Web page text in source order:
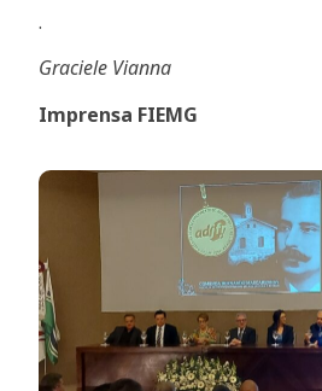
.
Graciele Vianna
Imprensa FIEMG